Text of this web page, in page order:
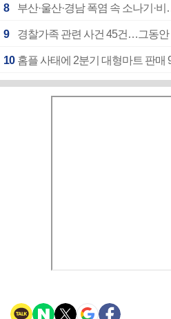
8 부산·울산·경남 폭염 속 소나기·
9 경찰가족 관련 사건 45건…그동안
10 홈플 사태에 2분기 대형마트 판매